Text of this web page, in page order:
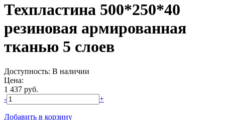
Техпластина 500*250*40
резиновая армированная
тканью 5 слоев
Доступность: В наличии
Цена:
1 437 руб.
-
+
Добавить в корзину